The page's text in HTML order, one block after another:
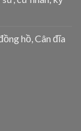
hồ, Cân đĩa